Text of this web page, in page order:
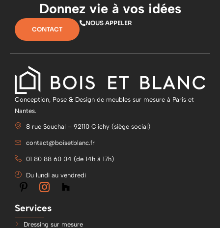
Donnez vie à vos idées
CONTACT
NOUS APPELER
Conception, Pose & Design de meubles sur mesure à Paris et
Nantes.
8 rue Souchal – 92110 Clichy (siège social)
contact@boisetblanc.fr
01 80 88 60 04 (de 14h à 17h)
Du lundi au vendredi
Services
Dressing sur mesure